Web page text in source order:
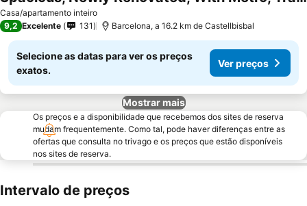
Casa/apartamento inteiro
9,2 Excelente 131 Barcelona, a 16.2 km de Castellbisbal
Selecione as datas para ver os preços
exatos.
Ver preços
Mostrar mais
Os preços e a disponibilidade que recebemos dos sites de reserva
mudam frequentemente. Como tal, pode haver diferenças entre as
ofertas que consulta no trivago e os preços que estão disponíveis
nos sites de reserva.
Intervalo de preços